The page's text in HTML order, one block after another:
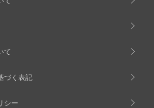
て
づく表記
シー